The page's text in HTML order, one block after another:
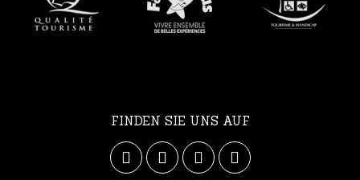
FINDEN SIE UNS AUF